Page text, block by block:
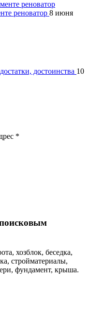
реноватор 8 июня
достоинства 10
*
хозблок, беседка,
стройматериалы,
фундамент, крыша.